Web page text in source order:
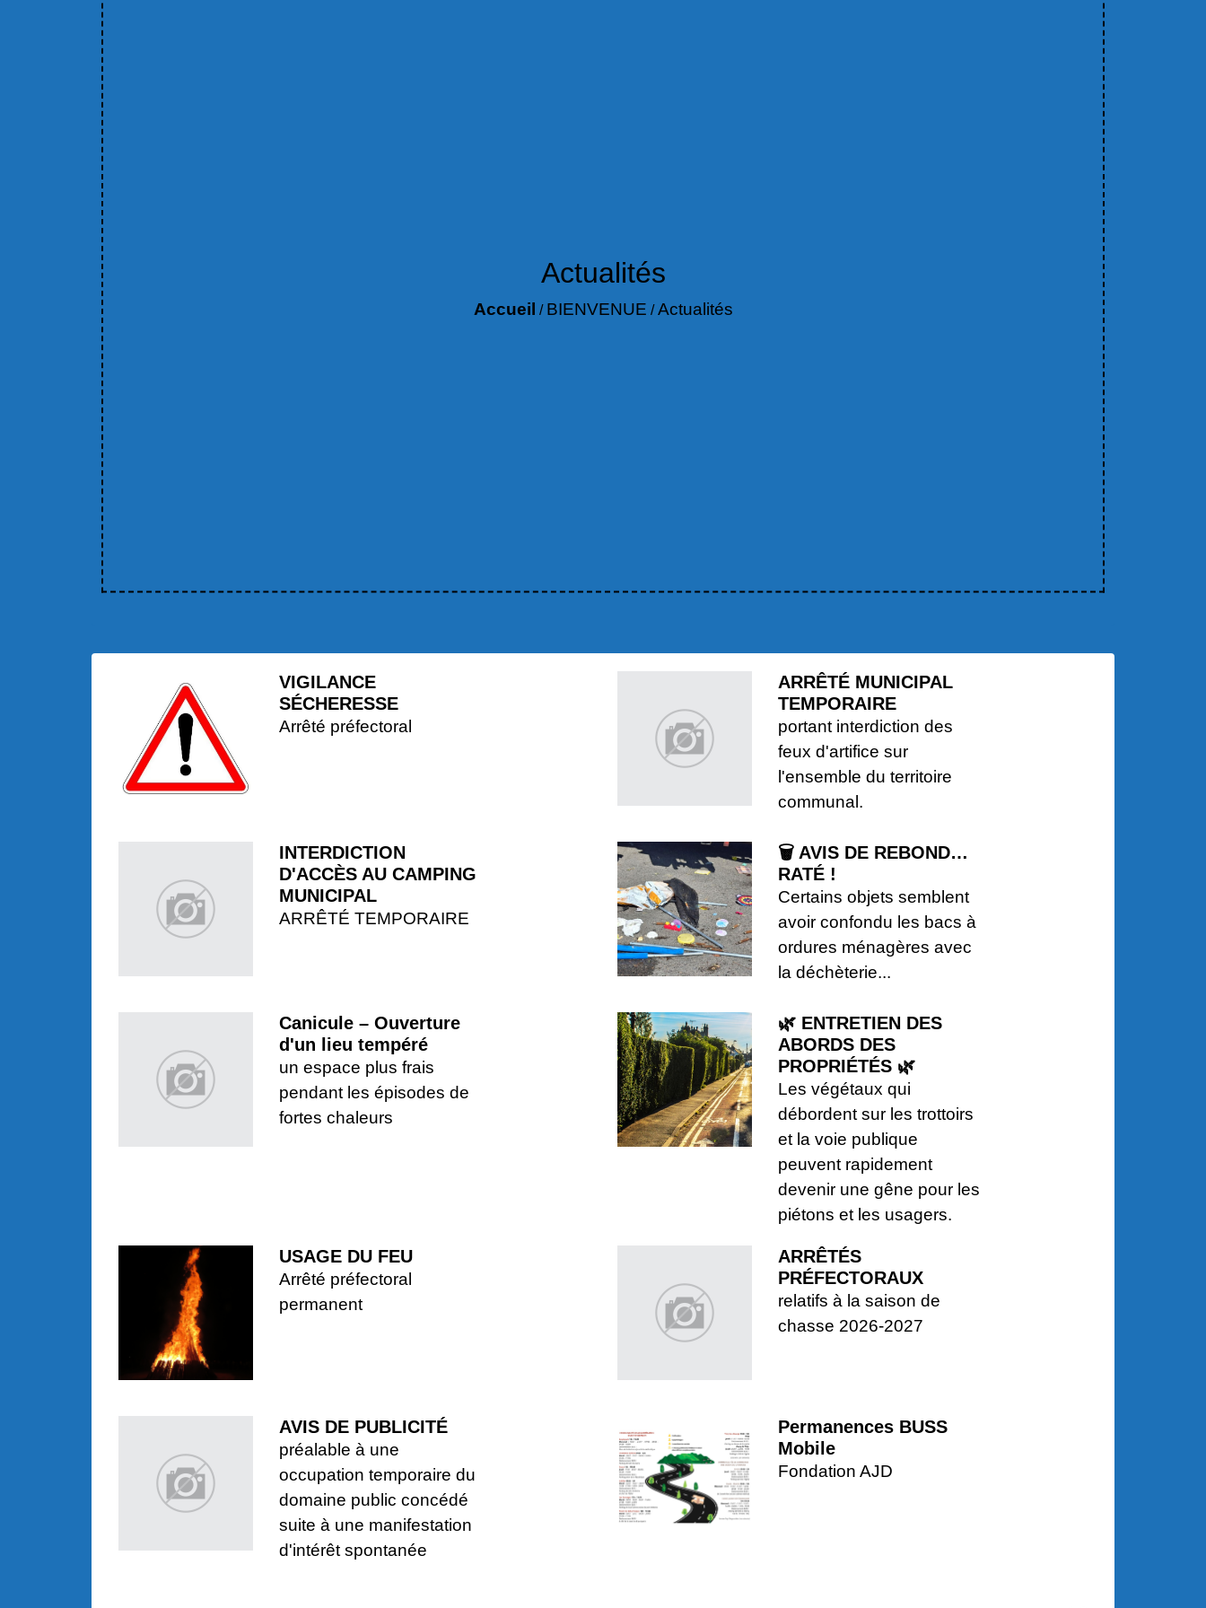
Actualités
Accueil / BIENVENUE /Actualités
VIGILANCE
SÉCHERESSE
Arrêté préfectoral
ARRÊTÉ MUNICIPAL
TEMPORAIRE
portant interdiction des
feux d'artifice sur
l'ensemble du territoire
communal.
INTERDICTION
D'ACCÈS AU CAMPING
MUNICIPAL
ARRÊTÉ TEMPORAIRE
🗑️ AVIS DE REBOND…
RATÉ !
Certains objets semblent
avoir confondu les bacs à
ordures ménagères avec
la déchèterie...
Canicule – Ouverture
d'un lieu tempéré
un espace plus frais
pendant les épisodes de
fortes chaleurs
🌿 ENTRETIEN DES
ABORDS DES
PROPRIÉTÉS 🌿
Les végétaux qui
débordent sur les trottoirs
et la voie publique
peuvent rapidement
devenir une gêne pour les
piétons et les usagers.
USAGE DU FEU
Arrêté préfectoral
permanent
ARRÊTÉS
PRÉFECTORAUX
relatifs à la saison de
chasse 2026-2027
AVIS DE PUBLICITÉ
préalable à une
occupation temporaire du
domaine public concédé
suite à une manifestation
d'intérêt spontanée
Permanences BUSS
Mobile
Fondation AJD